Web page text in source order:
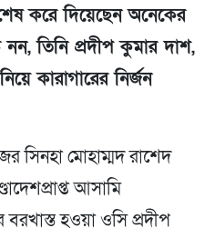
করে দিয়েছেন অনেকের
তিনি প্রদীপ কুমার দাশ,
কারাগারের নির্জন
সিনহা মোহাম্মদ রাশেদ
আসামি
বরখাস্ত হওয়া ওসি প্রদীপ